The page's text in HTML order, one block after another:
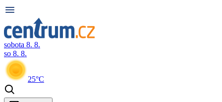
sobota 8. 8.
so 8. 8.
25°C